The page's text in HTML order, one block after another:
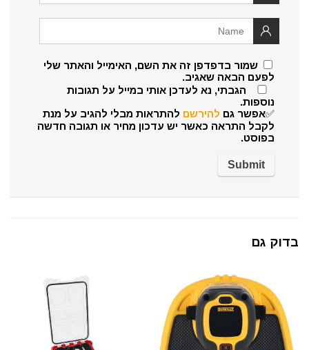
שמור בדפדפן זה את השם, האימייל והאתר שלי
לפעם הבאה שאגיב.
הגבתי, נא לעדכן אותי במייל על תגובות
נוספות.
✅אפשר גם להירשם להתראות מבלי להגיב על מנת
לקבל התראה כאשר יש עדכון מחיר או תגובה חדשה
בפוסט.
בדוק גם